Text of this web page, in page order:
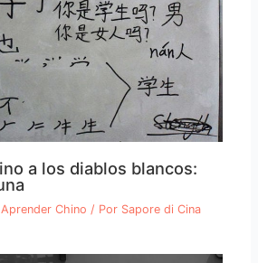
a los diablos blancos:
Aprender Chino / Por Sapore di Cina